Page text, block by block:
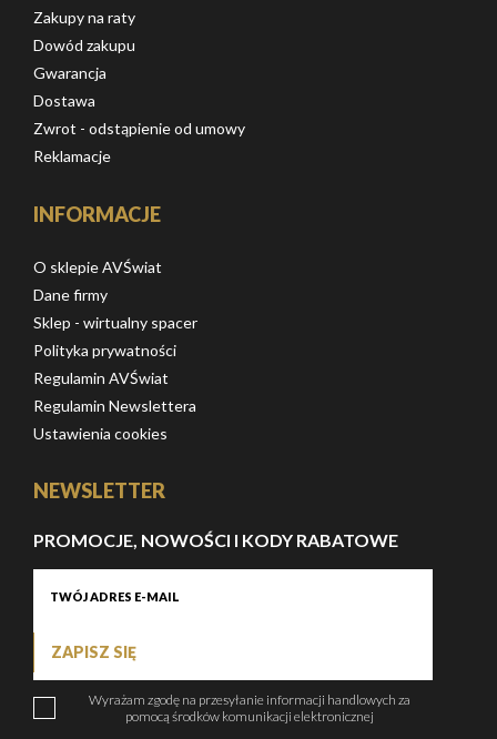
Zakupy na raty
Dowód zakupu
Gwarancja
Dostawa
Zwrot - odstąpienie od umowy
Reklamacje
INFORMACJE
O sklepie AVŚwiat
Dane firmy
Sklep - wirtualny spacer
Polityka prywatności
Regulamin AVŚwiat
Regulamin Newslettera
Ustawienia cookies
NEWSLETTER
PROMOCJE, NOWOŚCI I KODY RABATOWE
ZAPISZ SIĘ
Wyrażam zgodę na przesyłanie informacji handlowych za
pomocą środków komunikacji elektronicznej